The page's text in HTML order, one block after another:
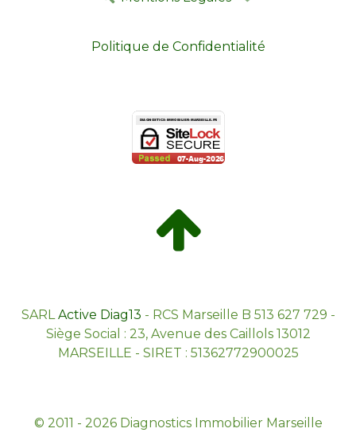
Politique de Confidentialité
SARLActive Diag13 - RCS Marseille B 513 627 729 -
Siège Social : 23, Avenue des Caillols 13012
MARSEILLE - SIRET : 51362772900025
© 2011 - 2026 Diagnostics Immobilier Marseille